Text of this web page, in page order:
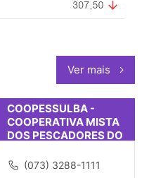
Ver mais
COOPESSULBA -
COOPERATIVA MISTA
DOS PESCADORES DO
(073) 3288-1111